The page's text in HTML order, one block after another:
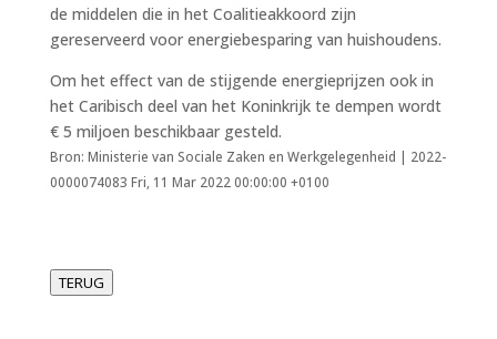
de middelen die in het Coalitieakkoord zijn
gereserveerd voor energiebesparing van huishoudens.
Om het effect van de stijgende energieprijzen ook in
het Caribisch deel van het Koninkrijk te dempen wordt
€ 5 miljoen beschikbaar gesteld.
Bron: Ministerie van Sociale Zaken en Werkgelegenheid | 2022-
0000074083 Fri, 11 Mar 2022 00:00:00 +0100
TERUG